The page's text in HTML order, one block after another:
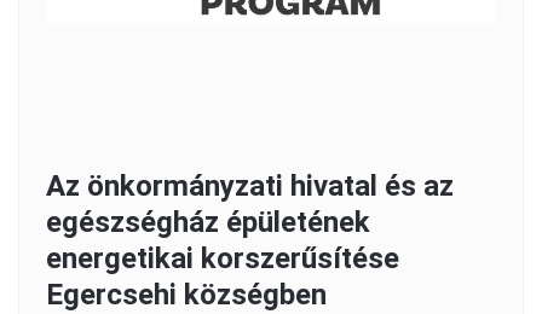
Az önkormányzati hivatal és az
egészségház épületének
energetikai korszerűsítése
Egercsehi községben